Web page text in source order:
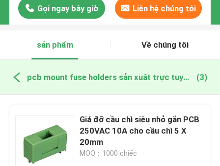
Gọi ngay bây giờ Liên hệ chúng tôi
sản phẩm Về chúng tôi
pcb mount fuse holders sản xuất trực tuyến (3)
Giá đỡ cầu chì siêu nhỏ gắn PCB
250VAC 10A cho cầu chì 5 X
20mm
MOQ：1000 chiếc